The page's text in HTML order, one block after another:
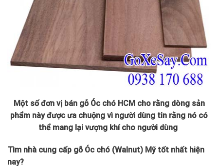
Một số đơn vị bán gỗ Óc chó HCM cho rằng dòng sản
phẩm này được ưa chuộng vì người dùng tin rằng nó có
thể mang lại vượng khí cho người dùng
Tìm nhà cung cấp gỗ Óc chó (Walnut) Mỹ tốt nhất hiện
nay?